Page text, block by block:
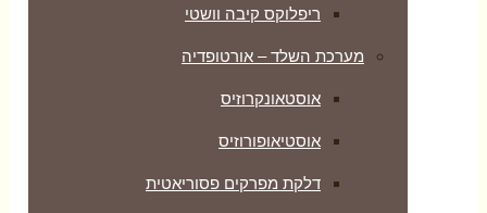
ריפלוקס קיבה וושטי
מערכת השלד – אורטופדיה
אוסטאונקרוזיס
אוסטיאופורוזיס
דלקת מפרקים פסוריאטית